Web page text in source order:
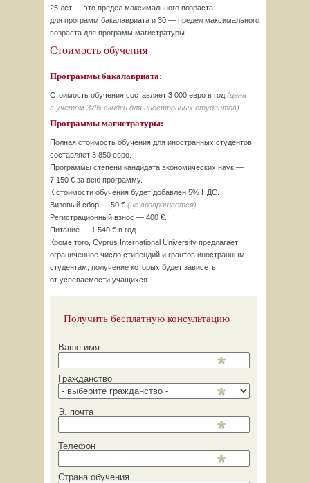
25 лет — это предел максимального возраста
для программ бакалавриата и 30 — предел максимального
возраста для программ магистратуры.
Стоимость обучения
Программы бакалавриата:
Стоимость обучения составляет 3 000 евро в год (цена
с учетом 37% скидки для иностранных студентов)
Программы магистратуры:
Полная стоимость обучения для иностранных студентов
составляет 3 850 евро.
Программы степени кандидата экономических наук —
7 150 € за всю программу.
К стоимости обучения будет добавлен 5% НДС.
Визовый сбор — 50 € (не возвращается)
Регистрационный взнос — 400 €.
Питание — 1 540 € в год.
Кроме того, Cyprus International University предлагает
ограниченное число стипендий и грантов иностранным
студентам, получение которых будет зависеть
от успеваемости учащихся.
Получить бесплатную консультацию
Ваше имя
Гражданство
Э. почта
Телефон
Страна обучения